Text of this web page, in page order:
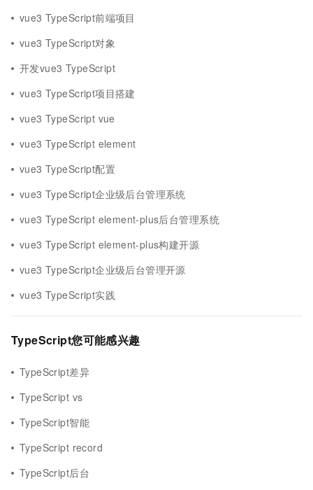
vue3 TypeScript前端项目
vue3 TypeScript对象
开发vue3 TypeScript
vue3 TypeScript项目搭建
vue3 TypeScript vue
vue3 TypeScript element
vue3 TypeScript配置
vue3 TypeScript企业级后台管理系统
vue3 TypeScript element-plus后台管理系统
vue3 TypeScript element-plus构建开源
vue3 TypeScript企业级后台管理开源
vue3 TypeScript实践
TypeScript您可能感兴趣
TypeScript差异
TypeScript vs
TypeScript智能
TypeScript record
TypeScript后台